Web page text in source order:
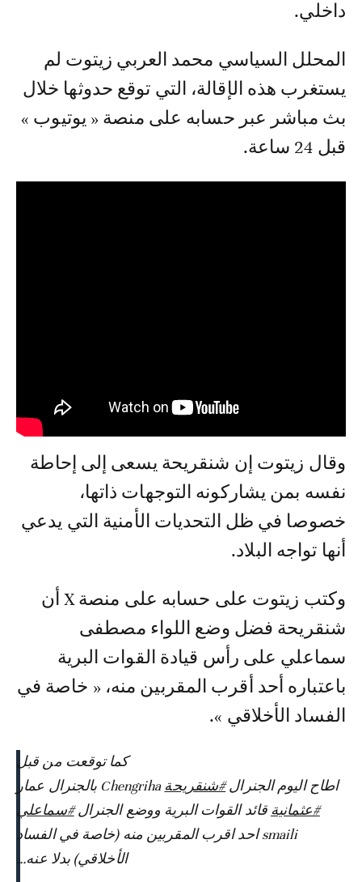
داخلي.
المحلل السياسي محمد العربي زيتوت لم
يستغرب هذه الإقالة، التي توقع حدوثها خلال
بث مباشر عبر حسابه على منصة « يوتيوب »
قبل 24 ساعة.
وقال زيتوت إن شنقريحة يسعى إلى إحاطة
نفسه بمن يشاركونه التوجهات ذاتها،
خصوصا في ظل التحديات الأمنية التي يدعي
أنها تواجه البلاد.
وكتب زيتوت على حسابه على منصة X أن
شنقريحة فضل وضع اللواء مصطفى
سماعلي على رأس قيادة القوات البرية
باعتباره أحد أقرب المقربين منه، « خاصة في
الفساد الأخلاقي ».
كما توقعت من قبل
اطاح اليوم الجنرال#شنقريحة Chengriha بالجنرال عمار
#عثمانية قائد القوات البرية ووضع الجنرال#سماعلي
smaili احد اقرب المقربين منه (خاصة في الفساد
الأخلاقي) بدلا عنه...